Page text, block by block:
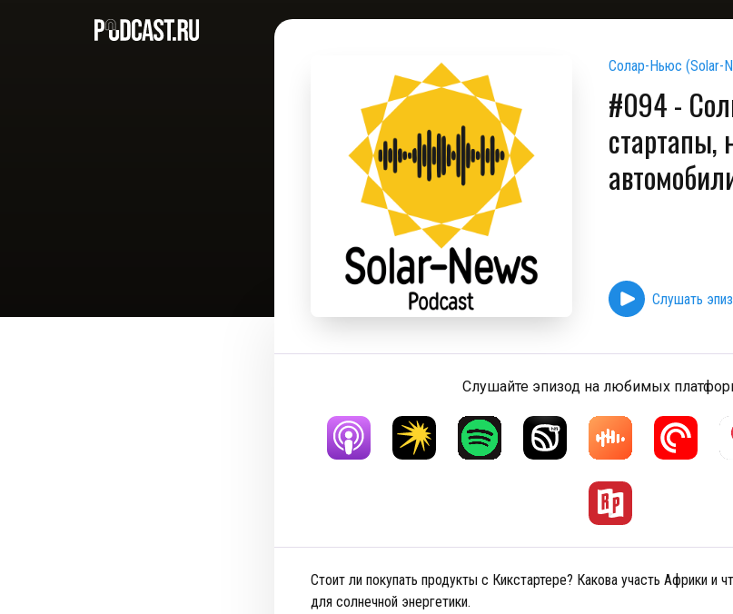
Солар-Ньюс (Solar-
#094 -
стартапы,
Слушать
Слушайте эпизод на любимых
Стоит ли покупать продукты с Кикстартере? Какова участь Африки и
для солнечной энергетики.